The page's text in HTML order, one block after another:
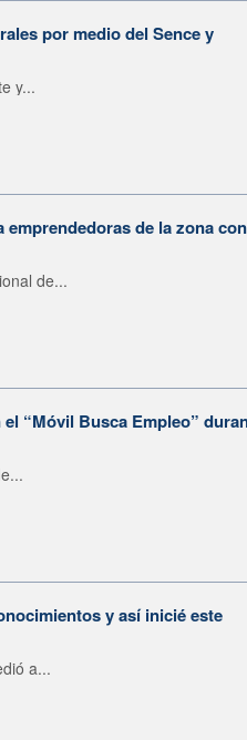
por medio del Sence y
y...
de la zona con
de...
“Móvil Busca Empleo”
y así inicié este
a...